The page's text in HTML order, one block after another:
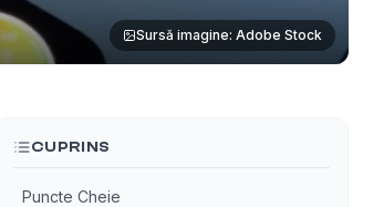
Sursă imagine: Adobe Stock
CUPRINS
Puncte Cheie